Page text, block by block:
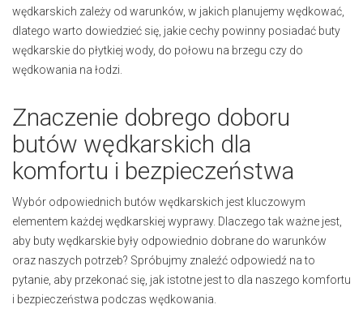
wędkarskich zależy od warunków, w jakich planujemy wędkować,
dlatego warto dowiedzieć się, jakie cechy powinny posiadać buty
wędkarskie do płytkiej wody, do połowu na brzegu czy do
wędkowania na łodzi.
Znaczenie dobrego doboru
butów wędkarskich dla
komfortu i bezpieczeństwa
Wybór odpowiednich butów wędkarskich jest kluczowym
elementem każdej wędkarskiej wyprawy. Dlaczego tak ważne jest,
aby buty wędkarskie były odpowiednio dobrane do warunków
oraz naszych potrzeb? Spróbujmy znaleźć odpowiedź na to
pytanie, aby przekonać się, jak istotne jest to dla naszego komfortu
i bezpieczeństwa podczas wędkowania.